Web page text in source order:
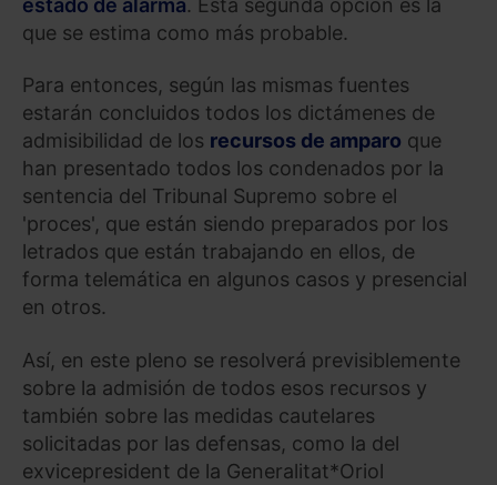
estado de alarma. Esta segunda opción es la
que se estima como más probable.
Para entonces, según las mismas fuentes
estarán concluidos todos los dictámenes de
admisibilidad de los recursos de amparo que
han presentado todos los condenados por la
sentencia del Tribunal Supremo sobre el
'proces', que están siendo preparados por los
letrados que están trabajando en ellos, de
forma telemática en algunos casos y presencial
en otros.
Así, en este pleno se resolverá previsiblemente
sobre la admisión de todos esos recursos y
también sobre las medidas cautelares
solicitadas por las defensas, como la del
exvicepresident de la Generalitat*Oriol